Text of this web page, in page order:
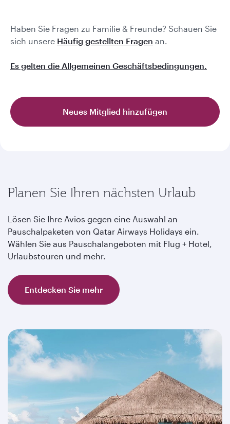
Haben Sie Fragen zu Familie & Freunde? Schauen Sie
sich unsere Häufig gestellten Fragen an.
Es gelten die Allgemeinen Geschäftsbedingungen.
Neues Mitglied hinzufügen
Planen Sie Ihren nächsten Urlaub
Lösen Sie Ihre Avios gegen eine Auswahl an
Pauschalpaketen von Qatar Airways Holidays ein.
Wählen Sie aus Pauschalangeboten mit Flug + Hotel,
Urlaubstouren und mehr.
Entdecken Sie mehr